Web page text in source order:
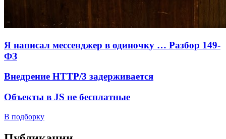
Я написал мессенджер в одиночку … Разбор 149-
ФЗ
Внедрение HTTP/3 задерживается
Объекты в JS не бесплатные
В подборку